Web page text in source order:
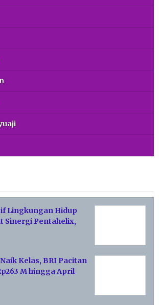
Lingkungan Hidup
Sinergi Pentahelix,
Kelas, BRI Pacitan
M hingga April